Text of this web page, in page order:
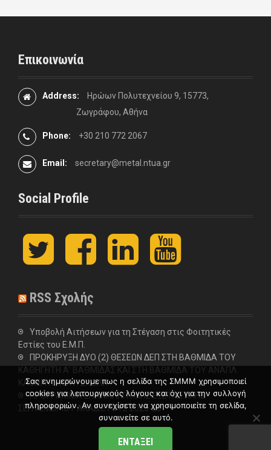
Επικοινωνία
Address:
Ηρώων Πολυτεχνείου 9, 15773,
Ζωγράφου, Αθήνα
Phone: +30 210 772 2067
Email: secretary@metal.ntua.gr
Social Profile
t
i
e
r
F
c
o
L
n
I
y
u
e
RSS Σχολής
Υποβολή Αιτήσεων για τη Στέγαση στις Φοιτητικές
Εστίες του Ε.Μ.Π.
ΠΡΟΚΗΡΥΞΗ ΔΥΟ (2) ΘΕΣΕΩΝ ΔΕΠ ΣΤΗ ΒΑΘΜΙΔΑ ΤΟΥ
ΚΑΘΗΓΗΤΗ Α’ ΒΑΘΜΙΔΑΣ ΚΑΙ ΣΤΗ ΒΑΘΜΙΔΑ ΤΟΥ ΑΝΑΠΛ.
ΚΑΘΗΓΗΤΗ ΣΤΗ ΣΧΟΛΗ
ΠΡΟΓΡΑΜΜΑ ΕΠΑΝΑΛΗΠΤΙΚΗΣ ΕΞΕΤΑΣΤΙΚΗΣ
ΣΕΠΤΕΜΒΡΙΟΥ ΑΚΑΔ.ΕΤΟΥΣ 2025-26
Σας ενημερώνουμε πως η σελίδα της ΣΜΜΜ χρησιμοποιεί
cookies για λειτουργικούς λόγους και όχι για την συλλογή
πληροφοριών. Αν συνεχίσετε να χρησιμοποιείτε τη σελίδα,
συναινείτε σε αυτό.
ΕΝΤΆΞΕΙ